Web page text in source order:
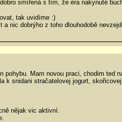
smířená s tím, že éra nakynuté
tak uvidíme :)
nic dobrýho z toho dlouhodobě
Mam novou praci, chodim ted
k snidani stračatelovej jogurt,
nějak vic aktivní.